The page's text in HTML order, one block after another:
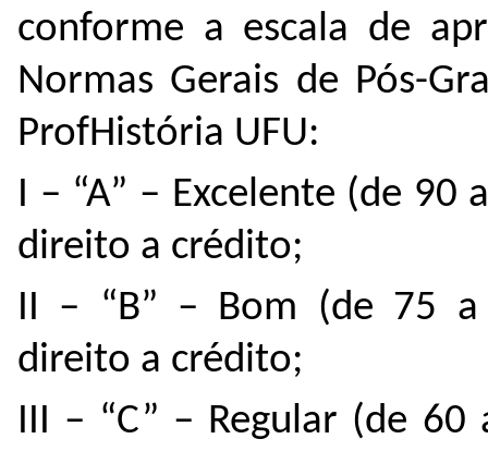
conforme a escala de
Normas Gerais de Pós-
ProfHistória UFU:
I – “A” – Excelente (de
direito a crédito;
II – “B” – Bom (de 75
direito a crédito;
III – “C” – Regular (de